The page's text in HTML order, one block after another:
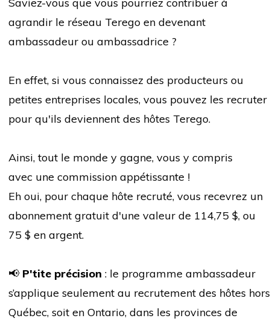
Saviez-vous que vous pourriez contribuer à
agrandir le réseau Terego en devenant
ambassadeur ou ambassadrice ?
En effet, si vous connaissez des producteurs ou
petites entreprises locales, vous pouvez les recruter
pour qu'ils deviennent des hôtes Terego.
Ainsi, tout le monde y gagne, vous y compris
avec une commission appétissante !
Eh oui, pour chaque hôte recruté, vous recevrez un
abonnement gratuit d'une valeur de 114,75 $, ou
75 $ en argent.
📢 P'tite précision : le programme ambassadeur
s’applique seulement au recrutement des hôtes hors
Québec, soit en Ontario, dans les provinces de